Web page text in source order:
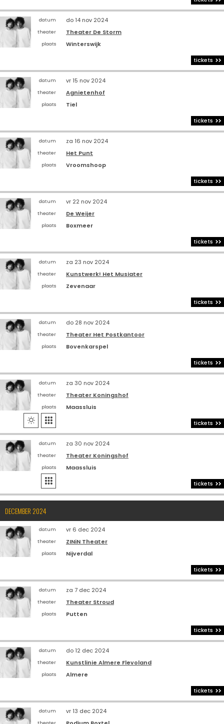
datum do 14 nov 2024
theater Theater De Storm
plaats
Winterswijk
tickets
datum vr 15 nov 2024
theater Agnietenhof
plaats
Tiel
tickets
datum za 16 nov 2024
theater Het Punt
plaats
Vroomshoop
tickets
datum vr 22 nov 2024
theater De Weijer
plaats
Boxmeer
tickets
datum za 23 nov 2024
theater Kunstwerk! Het Musiater
plaats
Zevenaar
tickets
datum do 28 nov 2024
theater Theater Het Postkantoor
plaats
Bovenkarspel
tickets
datum za 30 nov 2024
theater Theater Koningshof
plaats Maassluis
  tickets
datum za 30 nov 2024
theater Theater Koningshof
plaats Maassluis
 tickets
DECEMBER 2024
datum vr 6 dec 2024
theater ZINiN Theater
plaats
Nijverdal
tickets
datum za 7 dec 2024
theater Theater Stroud
plaats
Putten
tickets
datum do 12 dec 2024
theater Kunstlinie Almere Flevoland
plaats
Almere
tickets
datum vr 13 dec 2024